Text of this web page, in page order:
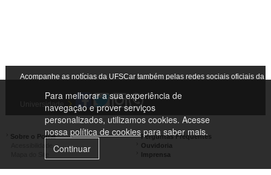
Para melhorar a sua experiência de
navegação e prover serviços
personalizados, utilizamos cookies. Acesse
nossa política de cookiespara saber mais.
Continuar
Acompanhe as notícias da UFSCar também pelas redes sociais oficiais da
Universidade
Sobre o Portal
Perguntas Frequentes
Ouvidoria
Imprensa